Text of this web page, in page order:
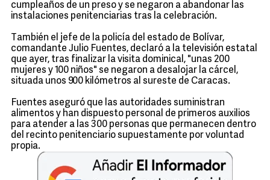
cumpleaños de un preso y se negaron a abandonar las
instalaciones penitenciarias tras la celebración.
También el jefe de la policía del estado de Bolívar,
comandante Julio Fuentes, declaró a la televisión estatal
que ayer, tras finalizar la visita dominical, "unas 200
mujeres y 100 niños" se negaron a desalojar la cárcel,
situada unos 900 kilómetros al sureste de Caracas.
Fuentes aseguró que las autoridades suministran
alimentos y han dispuesto personal de primeros auxilios
para atender a las 300 personas que permanecen dentro
del recinto penitenciario supuestamente por voluntad
propia.